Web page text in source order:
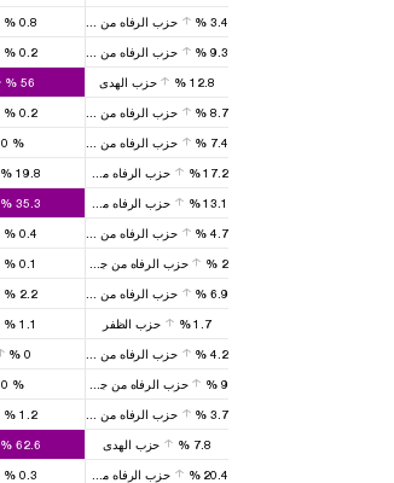
%0.8 % 3.4 حزب الرفاه من جديد
%0.2 % 9.3 حزب الرفاه من جديد
% 56 % 12.8 حزب الهدى
%0.2 % 8.7 حزب الرفاه من جديد
% % 7.4 حزب الرفاه من جديد
%19.8 %17.2 حزب الرفاه من جديد
%35.3 %13.1 حزب الرفاه من جديد
%0.4 % 4.7 حزب الرفاه من جديد
%0.1 % 2 حزب الرفاه من جديد
%2.2 % 6.9 حزب الرفاه من جديد
%1.1 %1.7 حزب الظفر
% 0 % 4.2 حزب الرفاه من جديد
% % 9 حزب الرفاه من جديد
%1.2 % 3.7 حزب الرفاه من جديد
%62.6 %7.8 حزب الهدى
%0.3 %20.4 حزب الرفاه من جديد